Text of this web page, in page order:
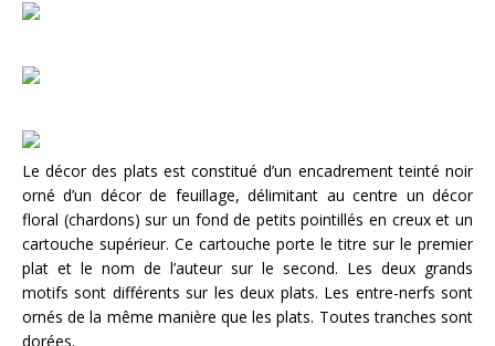
Le décor des plats est constitué d’un encadrement teinté noir
orné d’un décor de feuillage, délimitant au centre un décor
floral (chardons) sur un fond de petits pointillés en creux et un
cartouche supérieur. Ce cartouche porte le titre sur le premier
plat et le nom de l’auteur sur le second. Les deux grands
motifs sont différents sur les deux plats. Les entre-nerfs sont
ornés de la même manière que les plats. Toutes tranches sont
dorées.